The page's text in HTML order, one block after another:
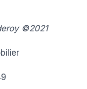
©2021